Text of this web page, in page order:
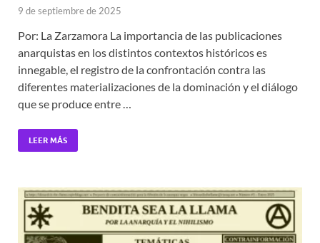
9 de septiembre de 2025
Por: La Zarzamora La importancia de las publicaciones
anarquistas en los distintos contextos históricos es
innegable, el registro de la confrontación contra las
diferentes materializaciones de la dominación y el diálogo
que se produce entre …
LEER MÁS